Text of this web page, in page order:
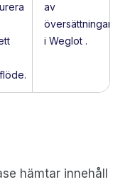
av
översättningar
i Weglot .
hämtar innehåll